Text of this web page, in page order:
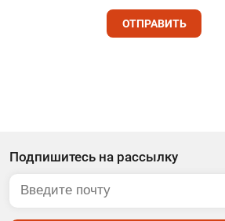
ОТПРАВИТЬ
Подпишитесь на рассылку